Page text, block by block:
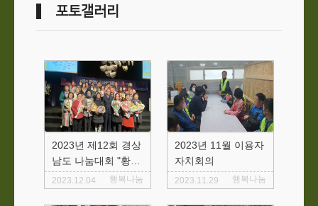
포토갤러리
2023년 제12회 경상
남도 나눔대회 "황금
봉사상" 포상
2023.12.04 행복나눔
2023년 11월 이용자
자치회의
2023.11.29 행복나눔